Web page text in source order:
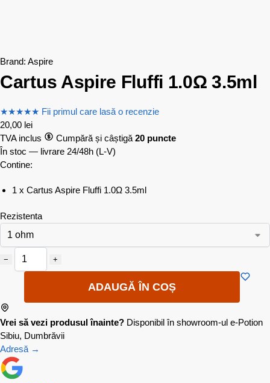
Brand: Aspire
Cartus Aspire Fluffi 1.0Ω 3.5ml
★★★★★ Fii primul care lasă o recenzie
20,00 lei
TVA inclus
Cumpără și câștigă 20 puncte
În stoc — livrare 24/48h (L-V)
Contine:
1 x Cartus Aspire Fluffi 1.0Ω 3.5ml
Rezistenta
− +
ADAUGĂ ÎN COȘ
Vrei să vezi produsul înainte? Disponibil în showroom-ul e-Potion
Sibiu, Dumbrăvii
Adresă →